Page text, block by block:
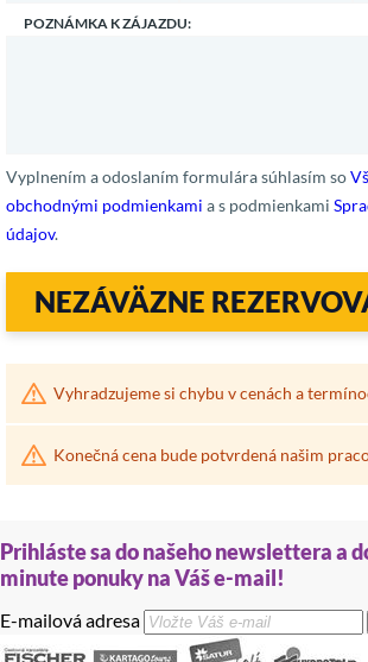
POZNÁMKA K ZÁJAZDU:
Vyplnením a odoslaním formulára súhlasím so
obchodnými podmienkami a s podmienkami
údajov.
NEZÁVÄZNE
Vyhradzujeme si chybu v cenách a
Konečná cena bude potvrdená našim
Prihláste sa do našeho newslettera a
minute ponuky na Váš e-mail!
E-mailová adresa